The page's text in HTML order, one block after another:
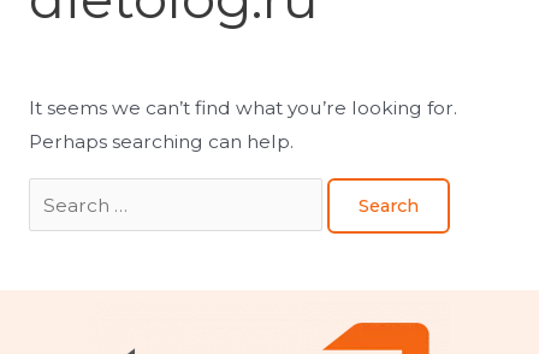
It seems we can’t find what you’re looking for.
Perhaps searching can help.